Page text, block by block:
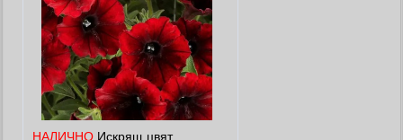
НАЛИЧНО Искрящ цвят